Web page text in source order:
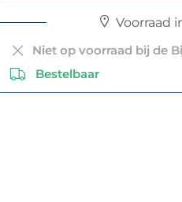
Voorraad
Niet op voorraad bij de
Bestelbaar